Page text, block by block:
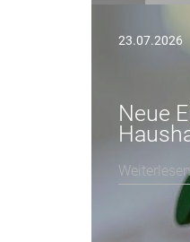
23.07.2026
Neue
Weiterlesen